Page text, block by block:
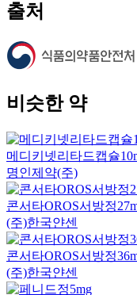
출처
비슷한 약
메디키넷리타드캡슐
명인제약(주)
콘서타OROS서방정
(주)한국얀센
콘서타OROS서방정
(주)한국얀센